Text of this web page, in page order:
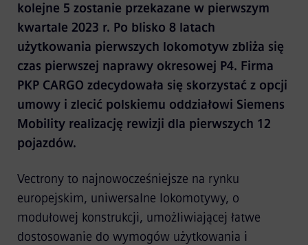
kolejne 5 zostanie przekazane w pierwszym
kwartale 2023 r. Po blisko 8 latach
użytkowania pierwszych lokomotyw zbliża się
czas pierwszej naprawy okresowej P4. Firma
PKP CARGO zdecydowała się skorzystać z opcji
umowy i zlecić polskiemu oddziałowi Siemens
Mobility realizację rewizji dla pierwszych 12
pojazdów.
Vectrony to najnowocześniejsze na rynku
europejskim, uniwersalne lokomotywy, o
modułowej konstrukcji, umożliwiającej łatwe
dostosowanie do wymogów użytkowania i